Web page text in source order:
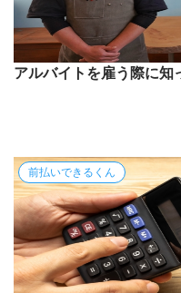
アルバイトを雇う際に知
前払いできるくん